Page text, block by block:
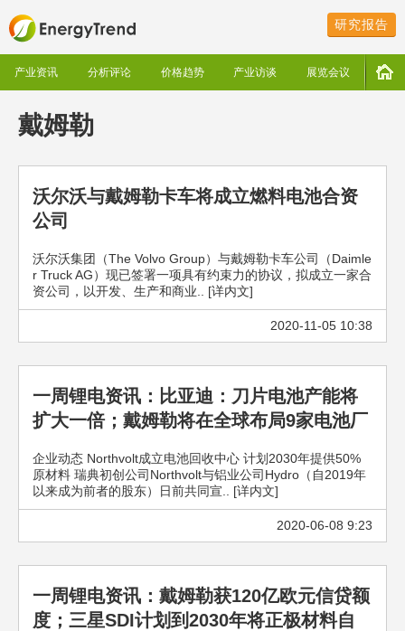
研究报告
产业资讯 分析评论 价格趋势 产业访谈 展览会议
戴姆勒
沃尔沃与戴姆勒卡车将成立燃料电池合资
公司
沃尔沃集团（The Volvo Group）与戴姆勒卡车公司（Daimle
r Truck AG）现已签署一项具有约束力的协议，拟成立一家合
资公司，以开发、生产和商业.. [详内文]
2020-11-05 10:38
一周锂电资讯：比亚迪：刀片电池产能将
扩大一倍；戴姆勒将在全球布局9家电池厂
企业动态 Northvolt成立电池回收中心 计划2030年提供50%
原材料 瑞典初创公司Northvolt与铝业公司Hydro（自2019年
以来成为前者的股东）日前共同宣.. [详内文]
2020-06-08 9:23
一周锂电资讯：戴姆勒获120亿欧元信贷额
度；三星SDI计划到2030年将正极材料自